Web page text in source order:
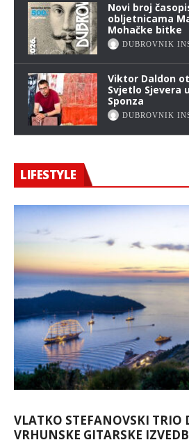
Novi broj
obljetnicama
Mohačke bitke
DUBROVNIK
Viktor Daldon
Svjetlo Sjevera
Sponza
DUBROVNIK
LIFESTYLE
VLATKO STEFANOVSKI TRIO
VRHUNSKE GITARSKE